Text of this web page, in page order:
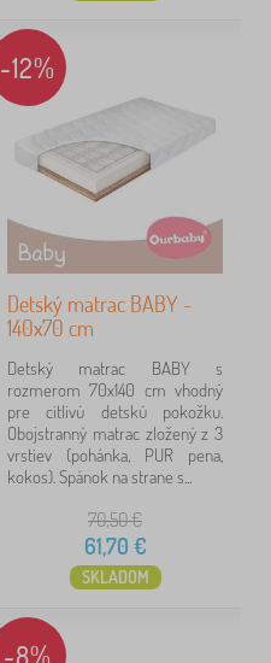
-12%
Detský matrac BABY -
140x70 cm
Detský matrac BABY s
rozmerom 70x140 cm vhodný
pre citlivú detskú pokožku.
Obojstranný matrac zložený z 3
vrstiev (pohánka, PUR pena,
kokos). Spánok na strane s...
70,50€
61,70 €
SKLADOM
-8%